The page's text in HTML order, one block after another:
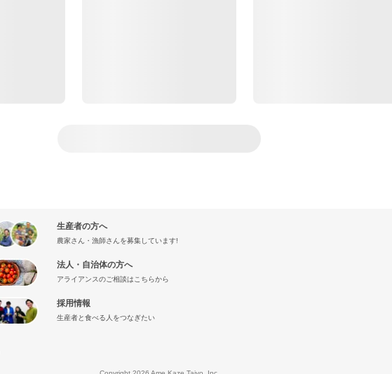
生産者の方へ
農家さん・漁師さんを募集しています!
法人・自治体の方へ
アライアンスのご相談はこちらから
採用情報
生産者と食べる人をつなぎたい